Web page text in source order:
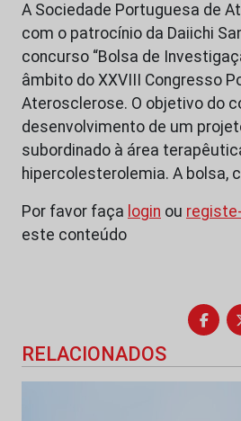
A Sociedade Portuguesa de
com o patrocínio da Daiichi
concurso “Bolsa de
âmbito do XXVIII Congresso
Aterosclerose. O objetivo do
desenvolvimento de um
subordinado à área
hipercolesterolemia. A bolsa,
Por favor faça login ou
este conteúdo
RELACIONADOS